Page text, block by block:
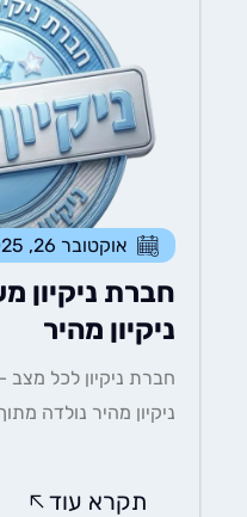
אוקטובר 26, 2025
חברת ניקיון
ניקיון מהיר
חברת ניקיון לכל מצב – גם
ניקיון מהיר נולדה מתוך
תקרא עוד